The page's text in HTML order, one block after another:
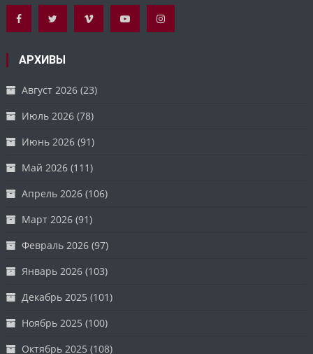
АРХИВЫ
Август 2026 (23)
Июль 2026 (78)
Июнь 2026 (91)
Май 2026 (111)
Апрель 2026 (106)
Март 2026 (91)
Февраль 2026 (97)
Январь 2026 (103)
Декабрь 2025 (101)
Ноябрь 2025 (100)
Октябрь 2025 (108)